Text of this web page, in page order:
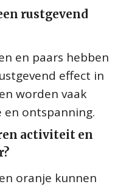
rustgevend
en paars hebben
effect in
worden vaak
en ontspanning.
activiteit en
oranje kunnen